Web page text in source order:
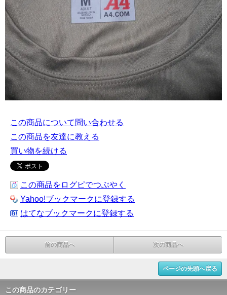
この商品について問い合わせる
この商品を友達に教える
買い物を続ける
この商品をログピでつぶやく
Yahoo!ブックマークに登録する
はてなブックマークに登録する
前の商品へ 次の商品へ
ページの先頭へ戻る
この商品のカテゴリー